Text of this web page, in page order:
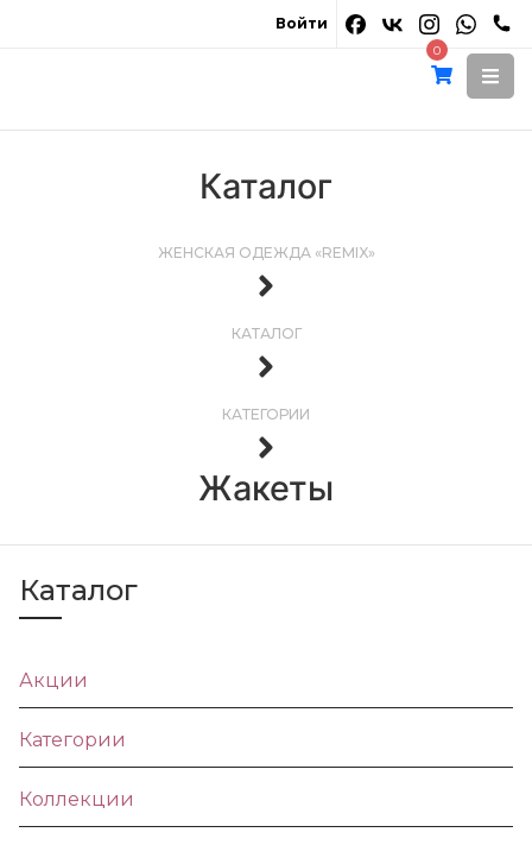
Войти
0
Каталог
ЖЕНСКАЯ ОДЕЖДА «REMIX»
КАТАЛОГ
КАТЕГОРИИ
Жакеты
Каталог
Акции
Категории
Коллекции